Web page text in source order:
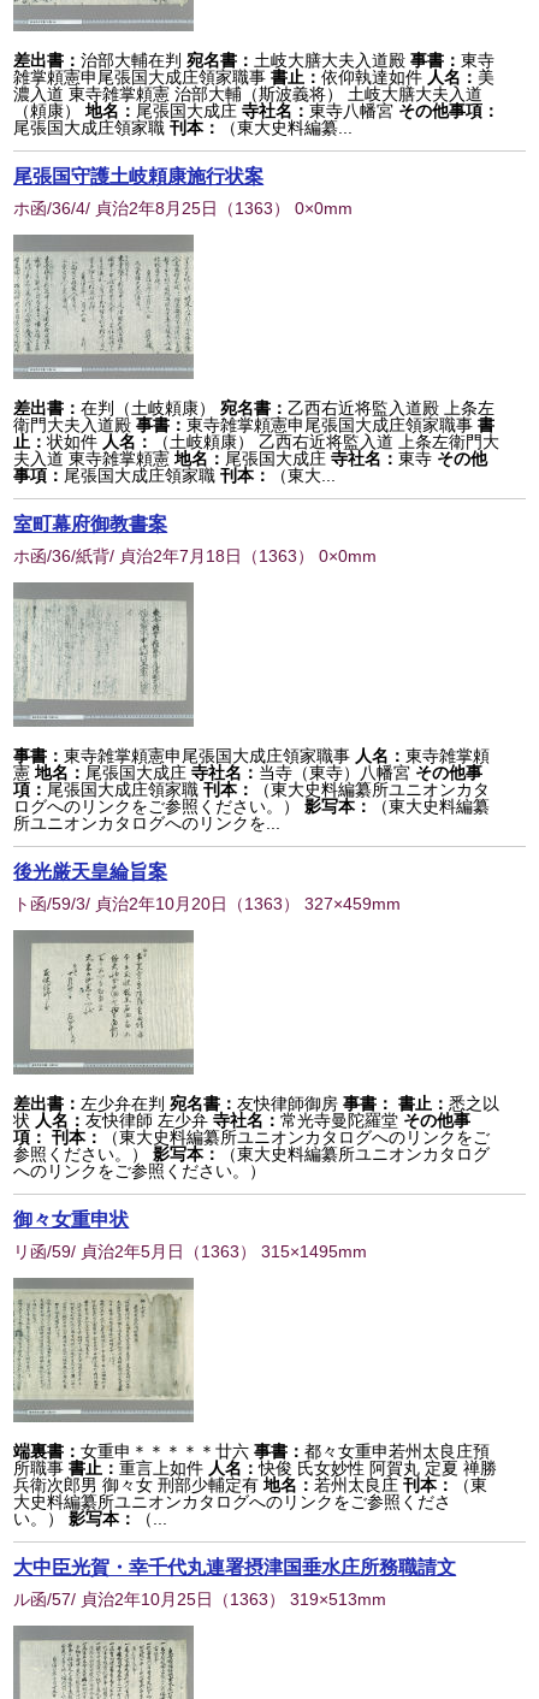
差出書：治部大輔在判 宛名書： 土岐大膳大夫入道殿 事書：東寺
雑掌頼憲申尾張国大成庄領家職事 書止：依仰執達如件 人名： 美
濃入道 東寺雑掌頼憲 治部大輔（斯波義将） 土岐大膳大夫入道
（頼康）
地名： 尾張国大成庄 寺社名：東寺八幡宮 その他事項：
尾張国大成庄領家職 刊本： （東大史料編纂...
尾張国守護土岐頼康施行状案
ホ函/36/4/ 貞治2年8月25日 （1363） 0×0mm
差出書：在判（土岐頼康） 宛名書：乙西右近将監入道殿 上条左
衛門大夫入道殿 事書：東寺雑掌頼憲申尾張国大成庄領家職事 書
止：状如件 人名：
（土岐頼康） 乙西右近将監入道 上条左衛門大
夫入道 東寺雑掌頼憲 地名： 尾張国大成庄 寺社名：東寺 その他
事項： 尾張国大成庄領家職 刊本： （東大...
室町幕府御教書案
ホ函/36/紙背/ 貞治2年7月18日 （1363） 0×0mm
事書：東寺雑掌頼憲申尾張国大成庄領家職事 人名：東寺雑掌頼
憲 地名： 尾張国大成庄 寺社名： 当寺（東寺）八幡宮 その他事
項： 尾張国大成庄領家職 刊本：
（東大史料編纂所ユニオンカタ
ログへのリンクをご参照ください。）
影写本：
（東大史料編纂
所ユニオンカタログへのリンクを...
後光厳天皇綸旨案
ト函/59/3/ 貞治2年10月20日 （1363） 327×459mm
差出書： 左少弁在判 宛名書：友快律師御房 事書： 書止：悉之以
状 人名：友快律師 左少弁 寺社名：常光寺曼陀羅堂 その他事
項： 刊本：
（東大史料編纂所ユニオンカタログへのリンクをご
参照ください。）
影写本：
（東大史料編纂所ユニオンカタログ
へのリンクをご参照ください。）
御々女重申状
リ函/59/ 貞治2年5月日 （1363） 315×1495mm
端裏書：女重申＊＊＊＊＊廿六 事書：都々女重申若州太良庄預
所職事 書止：重言上如件 人名：快俊 氏女妙性 阿賀丸 定夏 禅勝
兵衛次郎男 御々女 刑部少輔定有 地名：若州太良庄 刊本：
（東
大史料編纂所ユニオンカタログへのリンクをご参照くださ
い。）
影写本： （...
大中臣光賀・幸千代丸連署摂津国垂水庄所務職請文
ル函/57/ 貞治2年10月25日 （1363） 319×513mm